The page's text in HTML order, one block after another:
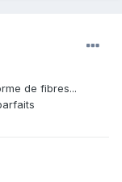
de fibres...